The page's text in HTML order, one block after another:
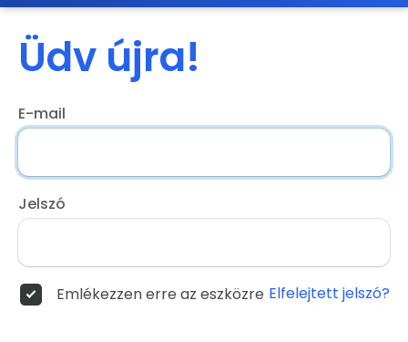
Üdv újra!
E-mail
Jelszó
Emlékezzen erre az eszközre Elfelejtett jelszó?